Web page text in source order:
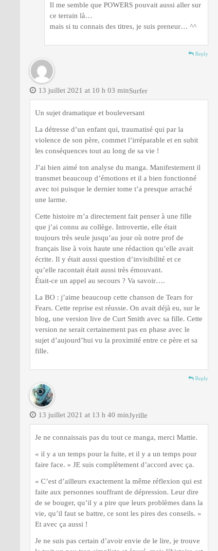
Il me semble que POWERS pouvait aussi aller sur
ce terrain là…
mais si tu connais des titres, je suis preneur… ^^
Reply
Surfer
13 juillet 2021 at 10 h 03 min
Un sujet dramatique et bouleversant
La détresse d’un enfant qui, traumatisé qui par la
violence de son père, commet l’irréparable et en subit
les conséquences tout au long de sa vie !
J’ai bien aimé ton analyse du manga. Manifestement il
transmet beaucoup d’émotions et il a bien fonctionné
avec toi puisque le dernier tome t’a presque arraché
une larme.
Cette histoire m’a directement fait penser à une fille
que j’ai connu au collège. Introvertie, elle était
toujours très seule jusqu’au jour où notre prof de
français lise à voix haute une rédaction qu’elle avait
écrite. Il y était aussi question d’invisibilité et ce
qu’elle racontait était aussi très émouvant.
Était-ce un appel au secours ? Va savoir….
La BO : j’aime beaucoup cette chanson de Tears for
Fears. Cette reprise est réussie. On avait déjà eu, sur le
blog, une version live de Curt Smith avec sa fille. Cette
version ne serait certainement pas en phase avec le
sujet d’aujourd’hui vu la proximité entre ce père et sa
fille.
Reply
Jyrille
13 juillet 2021 at 13 h 40 min
Je ne connaissais pas du tout ce manga, merci Mattie.
« il y a un temps pour la fuite, et il y a un temps pour
faire face. » JE suis complètement d’accord avec ça.
« C’est d’ailleurs exactement la même réflexion qui est
faite aux personnes souffrant de dépression. Leur dire
de se bouger, qu’il y a pire que leurs problèmes dans la
vie, qu’il faut se battre, ce sont les pires des conseils. »
Et avec ça aussi !
Je ne suis pas certain d’avoir envie de le lire, je trouve